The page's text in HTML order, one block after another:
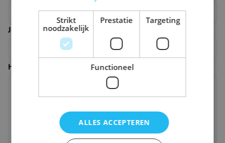
Je e-mailadres*
Hoe kunnen we deze pagina verbeteren?
Strikt
noodzakelijk
Prestatie Targeting
Functioneel
ALLES ACCEPTEREN